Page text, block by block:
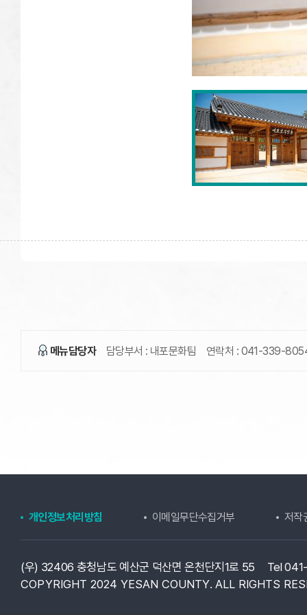
메뉴담당자 담당부서 : 내포문화팀 연락처 : 041-339-
개인정보처리방침 이메일무단수집거부 저작
(우) 32406 충청남도 예산군 덕산면 온천단지1로 55
Tel
COPYRIGHT 2024 YESAN COUNTY. ALL RIGHTS